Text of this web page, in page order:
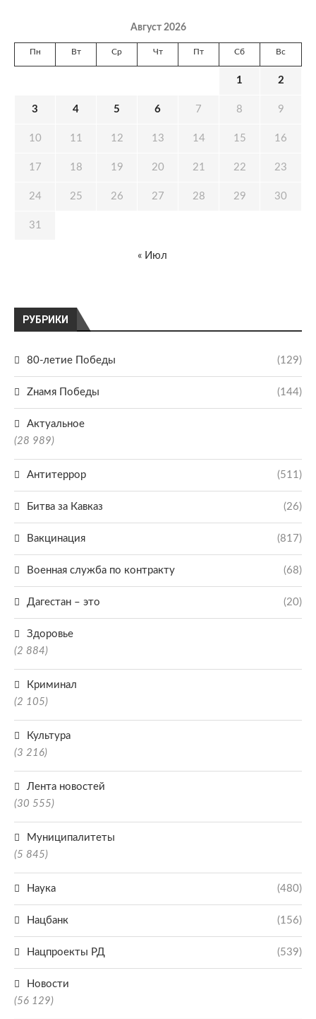
РУБРИКИ
80-летие Победы (129)
Zнамя Победы (144)
Актуальное
(28 989)
Антитеррор (511)
Битва за Кавказ (26)
Вакцинация (817)
Военная служба по контракту (68)
Дагестан – это (20)
Здоровье
(2 884)
Криминал
(2 105)
Культура
(3 216)
Лента новостей
(30 555)
Муниципалитеты
(5 845)
Наука (480)
Нацбанк (156)
Нацпроекты РД (539)
Новости
(56 129)
Август 2026
Пн Вт Ср Чт Пт Сб Вс
1 2
3 4 5 6 7 8 9
10 11 12 13 14 15 16
17 18 19 20 21 22 23
24 25 26 27 28 29 30
31
« Июл